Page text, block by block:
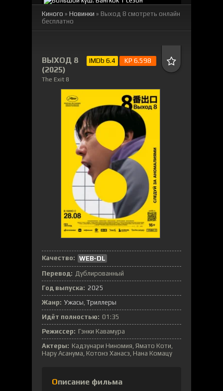
Киного » Новинки » Выход 8 смотреть онлайн
бесплатно
ВЫХОД 8
(2025)
The Exit 8
IMDb 6.4 KP 6.598
Качество: WEB-DL
Перевод: Дублированный
Год выпуска: 2025
Жанр: Ужасы, Триллеры
Идёт полностью: 01:35
Режиссер: Гэнки Кавамура
Актеры: Кадзунари Ниномия, Ямато Коти,
Нару Асанума, Котонэ Ханасэ, Нана Комацу
Описание фильма